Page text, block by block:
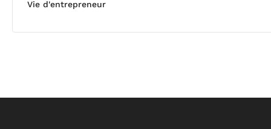
Vie d'entrepreneur